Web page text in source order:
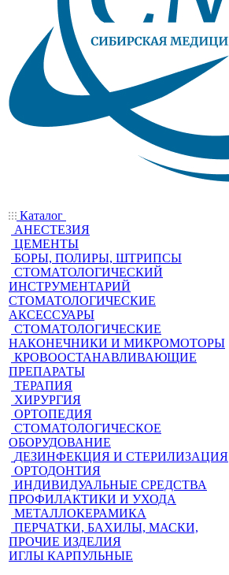
Каталог
АНЕСТЕЗИЯ
ЦЕМЕНТЫ
БОРЫ, ПОЛИРЫ, ШТРИПСЫ
СТОМАТОЛОГИЧЕСКИЙ
ИНСТРУМЕНТАРИЙ
СТОМАТОЛОГИЧЕСКИЕ
АКСЕССУАРЫ
СТОМАТОЛОГИЧЕСКИЕ
НАКОНЕЧНИКИ И МИКРОМОТОРЫ
КРОВООСТАНАВЛИВАЮЩИЕ
ПРЕПАРАТЫ
ТЕРАПИЯ
ХИРУРГИЯ
ОРТОПЕДИЯ
СТОМАТОЛОГИЧЕСКОЕ
ОБОРУДОВАНИЕ
ДЕЗИНФЕКЦИЯ И СТЕРИЛИЗАЦИЯ
ОРТОДОНТИЯ
ИНДИВИДУАЛЬНЫЕ СРЕДСТВА
ПРОФИЛАКТИКИ И УХОДА
МЕТАЛЛОКЕРАМИКА
ПЕРЧАТКИ, БАХИЛЫ, МАСКИ,
ПРОЧИЕ ИЗДЕЛИЯ
ИГЛЫ КАРПУЛЬНЫЕ